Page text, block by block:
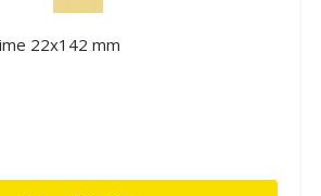
22x142 mm